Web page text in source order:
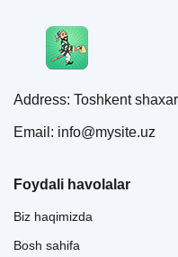
Address: Toshkent
Email: info@mysite.uz
Foydali havolalar
Biz haqimizda
Bosh sahifa